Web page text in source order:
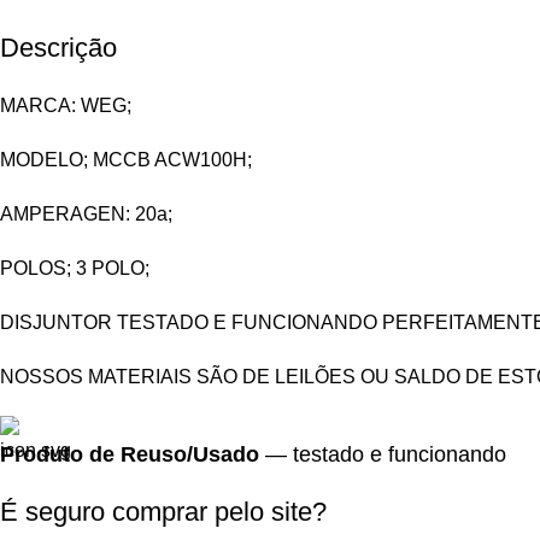
Descrição
MARCA: WEG;
MODELO; MCCB ACW100H;
AMPERAGEN: 20a;
POLOS; 3 POLO;
DISJUNTOR TESTADO E FUNCIONANDO
NOSSOS MATERIAIS SÃO DE LEILÕES OU SALDO DE
Produto de Reuso/Usado — testado e funcionando
É seguro comprar pelo site?